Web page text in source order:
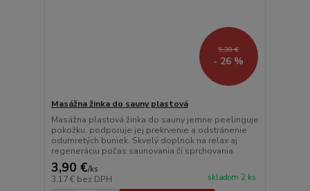
5,30 €
- 26 %
Masážna žinka do sauny plastová
Masážna plastová žinka do sauny jemne peelinguje
pokožku, podporuje jej prekrvenie a odstránenie
odumretých buniek. Skvelý doplnok na relax aj
regeneráciu počas saunovania či sprchovania.
3,90 €/ks
3,17 € bez DPH skladom 2 ks